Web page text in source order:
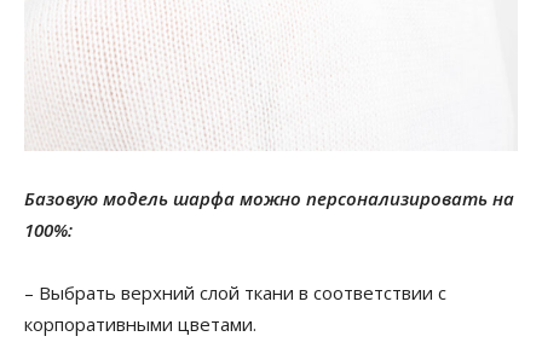
Базовую модель шарфа можно персонализировать на
100%:
– Выбрать верхний слой ткани в соответствии с
корпоративными цветами.